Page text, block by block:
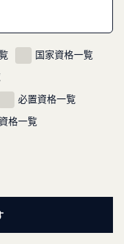
国家資格一覧
必置資格一覧
格一覧